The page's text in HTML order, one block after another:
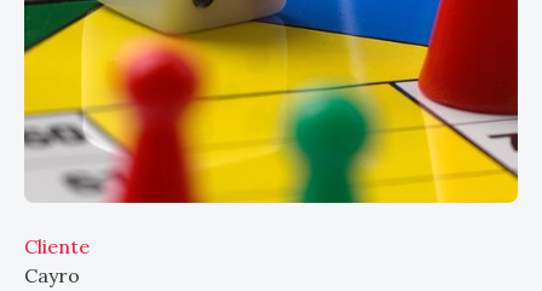
Cliente
Cayro